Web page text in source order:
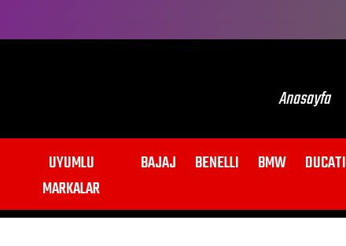
Anasayfa
UYUMLU
MARKALAR
BAJAJ BENELLI BMW DUCATI